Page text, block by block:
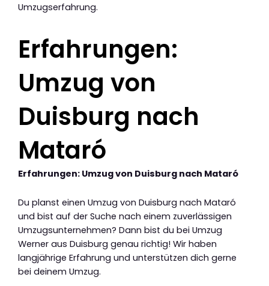
Umzugserfahrung.
Erfahrungen:
Umzug von
Duisburg nach
Mataró
Erfahrungen: Umzug von Duisburg nach Mataró
Du planst einen Umzug von Duisburg nach Mataró
und bist auf der Suche nach einem zuverlässigen
Umzugsunternehmen? Dann bist du bei Umzug
Werner aus Duisburg genau richtig! Wir haben
langjährige Erfahrung und unterstützen dich gerne
bei deinem Umzug.